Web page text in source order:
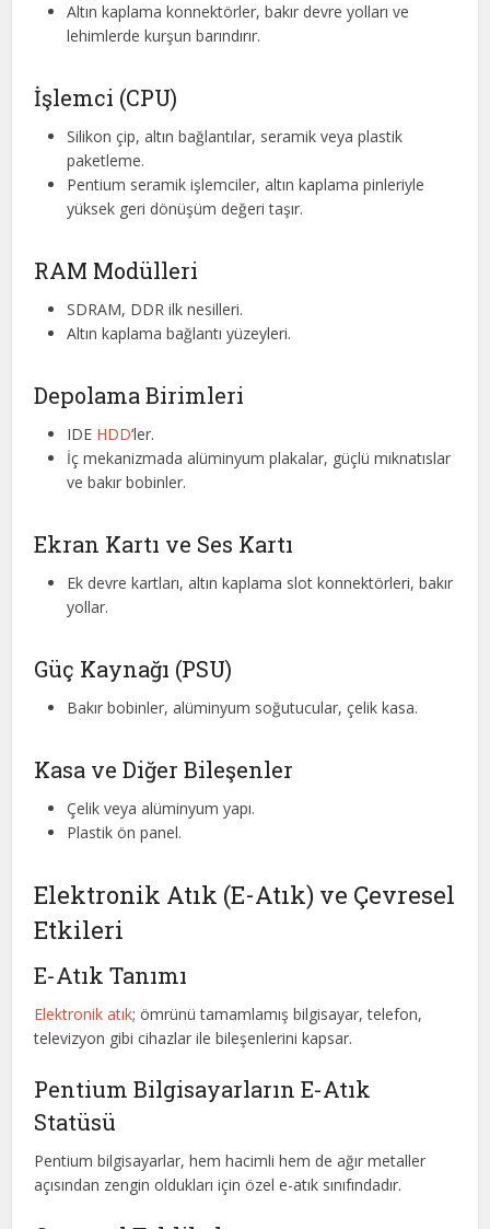
Altın kaplama konnektörler, bakır devre yolları ve
lehimlerde kurşun barındırır.
İşlemci (CPU)
Silikon çip, altın bağlantılar, seramik veya plastik
paketleme.
Pentium seramik işlemciler, altın kaplama pinleriyle
yüksek geri dönüşüm değeri taşır.
RAM Modülleri
SDRAM, DDR ilk nesilleri.
Altın kaplama bağlantı yüzeyleri.
Depolama Birimleri
IDE HDD‘ler.
İç mekanizmada alüminyum plakalar, güçlü mıknatıslar
ve bakır bobinler.
Ekran Kartı ve Ses Kartı
Ek devre kartları, altın kaplama slot konnektörleri, bakır
yollar.
Güç Kaynağı (PSU)
Bakır bobinler, alüminyum soğutucular, çelik kasa.
Kasa ve Diğer Bileşenler
Çelik veya alüminyum yapı.
Plastik ön panel.
Elektronik Atık (E-Atık) ve Çevresel
Etkileri
E-Atık Tanımı
Elektronik atık; ömrünü tamamlamış bilgisayar, telefon,
televizyon gibi cihazlar ile bileşenlerini kapsar.
Pentium Bilgisayarların E-Atık
Statüsü
Pentium bilgisayarlar, hem hacimli hem de ağır metaller
açısından zengin oldukları için özel e-atık sınıfındadır.